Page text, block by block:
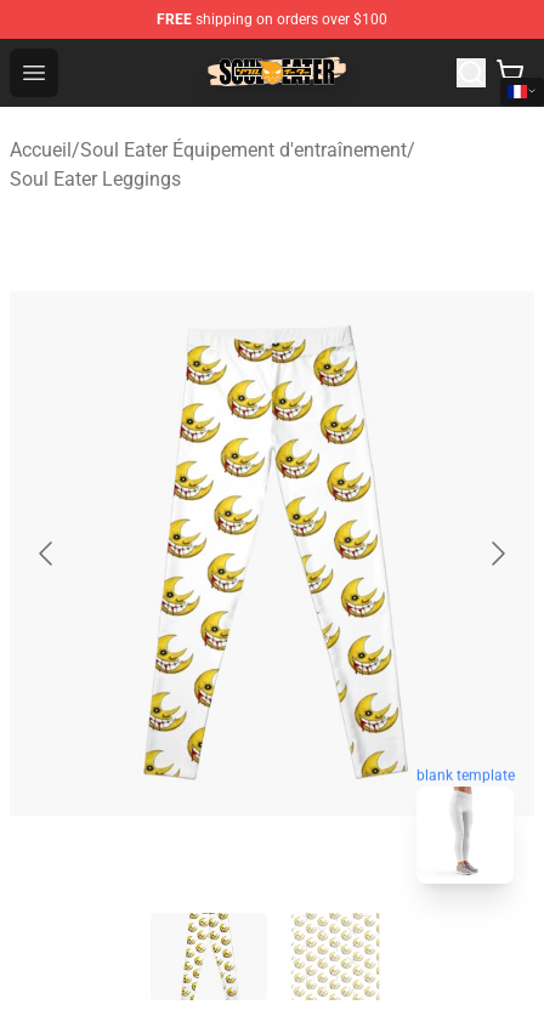
FREE shipping on orders over $100
Open menu
Soul Eater Store - Official Soul Eater Merchandise Shop
Accueil/Soul Eater Équipement d'entraînement/
Soul Eater Leggings
blank template